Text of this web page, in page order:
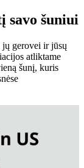
savo šuniui
jų gerovei ir jūsų
atliktame
šunį, kuris